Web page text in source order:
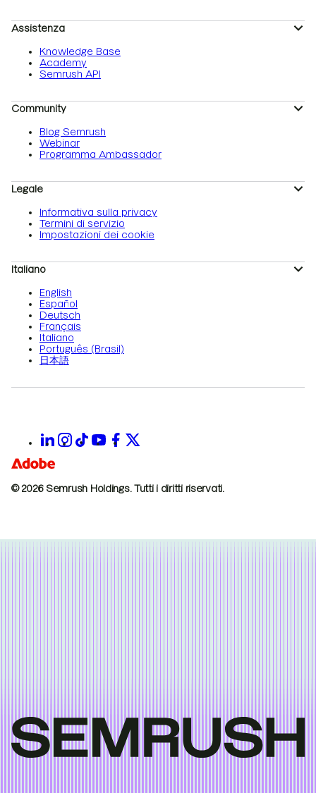
Assistenza
Knowledge Base
Academy
Semrush API
Community
Blog Semrush
Webinar
Programma Ambassador
Legale
Informativa sulla privacy
Termini di servizio
Impostazioni dei cookie
Italiano
English
Español
Deutsch
Français
Italiano
Português (Brasil)
日本語
© 2026 Semrush Holdings. Tutti i diritti riservati.